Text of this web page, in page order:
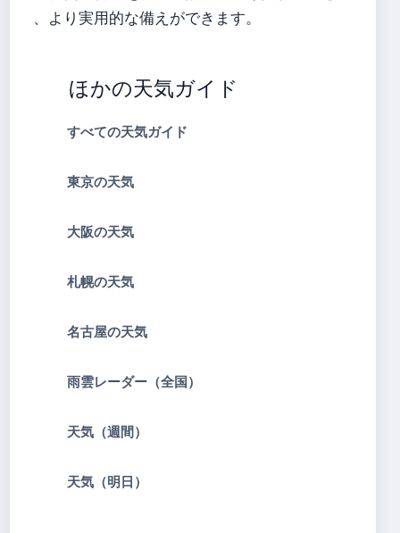
、より実用的な備えができます。
ほかの天気ガイド
すべての天気ガイド
東京の天気
大阪の天気
札幌の天気
名古屋の天気
雨雲レーダー（全国）
天気（週間）
天気（明日）